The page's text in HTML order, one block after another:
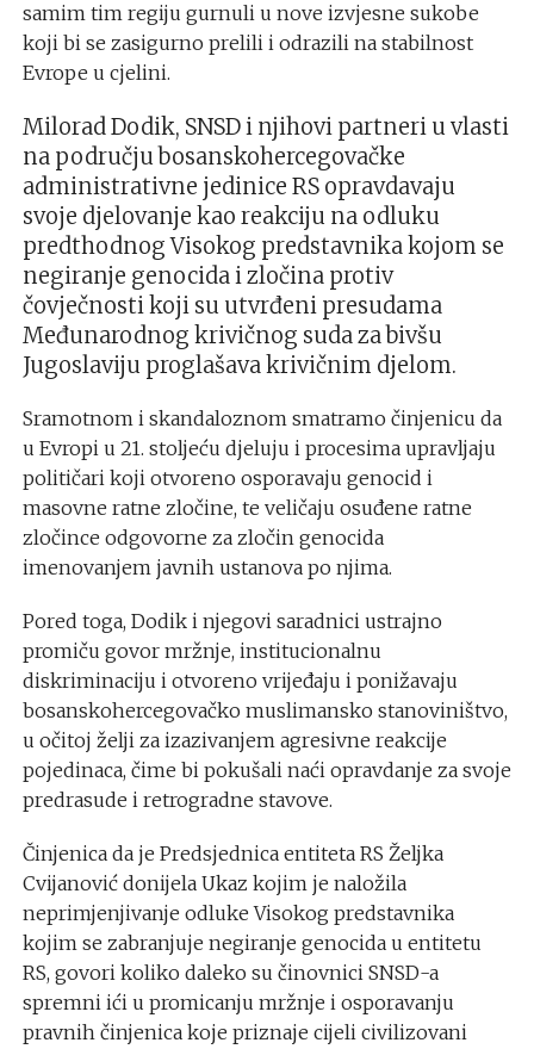
samim tim regiju gurnuli u nove izvjesne sukobe
koji bi se zasigurno prelili i odrazili na stabilnost
Evrope u cjelini.
Milorad Dodik, SNSD i njihovi partneri u vlasti
na području bosanskohercegovačke
administrativne jedinice RS opravdavaju
svoje djelovanje kao reakciju na odluku
predthodnog Visokog predstavnika kojom se
negiranje genocida i zločina protiv
čovječnosti koji su utvrđeni presudama
Međunarodnog krivičnog suda za bivšu
Jugoslaviju proglašava krivičnim djelom.
Sramotnom i skandaloznom smatramo činjenicu da
u Evropi u 21. stoljeću djeluju i procesima upravljaju
političari koji otvoreno osporavaju genocid i
masovne ratne zločine, te veličaju osuđene ratne
zločince odgovorne za zločin genocida
imenovanjem javnih ustanova po njima.
Pored toga, Dodik i njegovi saradnici ustrajno
promiču govor mržnje, institucionalnu
diskriminaciju i otvoreno vrijeđaju i ponižavaju
bosanskohercegovačko muslimansko stanoviništvo,
u očitoj želji za izazivanjem agresivne reakcije
pojedinaca, čime bi pokušali naći opravdanje za svoje
predrasude i retrogradne stavove.
Činjenica da je Predsjednica entiteta RS Željka
Cvijanović donijela Ukaz kojim je naložila
neprimjenjivanje odluke Visokog predstavnika
kojim se zabranjuje negiranje genocida u entitetu
RS, govori koliko daleko su činovnici SNSD-a
spremni ići u promicanju mržnje i osporavanju
pravnih činjenica koje priznaje cijeli civilizovani